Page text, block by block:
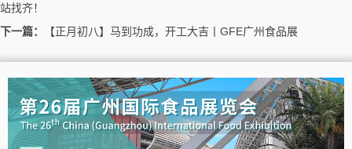
站找齐！
下一篇：
【正月初八】马到功成，开工大吉丨GFE广州食品展